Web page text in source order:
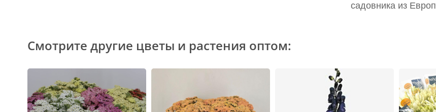
садовника из
Смотрите другие цветы и растения оптом: